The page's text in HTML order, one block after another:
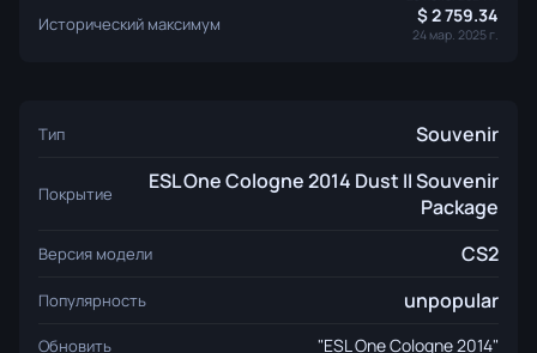
Исторический максимум 2 759.34
24 мар. 2025 г.
Тип Souvenir
Покрытие
ESL One Cologne 2014 Dust II Souvenir
Package
Версия модели CS2
Популярность unpopular
Обновить "ESL One Cologne 2014"